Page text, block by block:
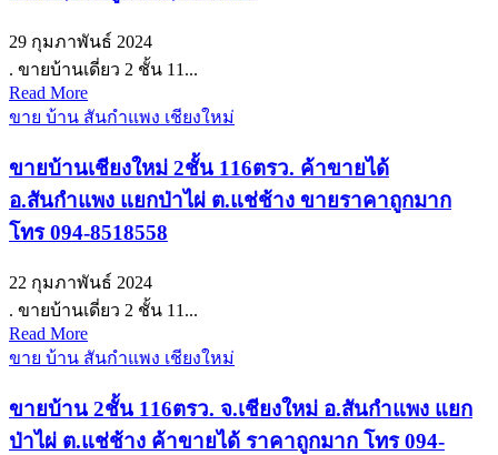
29 กุมภาพันธ์ 2024
. ขายบ้านเดี่ยว 2 ชั้น 11...
Read More
ขาย บ้าน สันกำแพง เชียงใหม่
ขายบ้านเชียงใหม่ 2ชั้น 116ตรว. ค้าขายได้
อ.สันกำแพง แยกป่าไผ่ ต.แช่ช้าง ขายราคาถูกมาก
โทร 094-8518558
22 กุมภาพันธ์ 2024
. ขายบ้านเดี่ยว 2 ชั้น 11...
Read More
ขาย บ้าน สันกำแพง เชียงใหม่
ขายบ้าน 2ชั้น 116ตรว. จ.เชียงใหม่ อ.สันกำแพง แยก
ป่าไผ่ ต.แช่ช้าง ค้าขายได้ ราคาถูกมาก โทร 094-